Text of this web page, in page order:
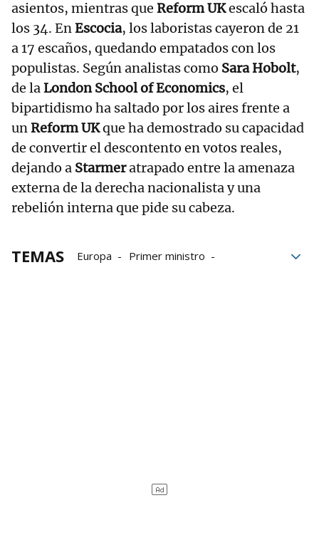
asientos, mientras que Reform UKescaló hasta
los 34. EnEscocia, los laboristas cayeron de 21
a 17 escaños, quedando empatados con los
populistas. Según analistas como Sara Hobolt,
de laLondon School of Economics, el
bipartidismo ha saltado por los aires frente a
unReform UKque ha demostrado su capacidad
de convertir el descontento en votos reales,
dejando a Starmeratrapado entre la amenaza
externa de la derecha nacionalista y una
rebelión interna que pide su cabeza.
TEMAS Europa
Primer ministro